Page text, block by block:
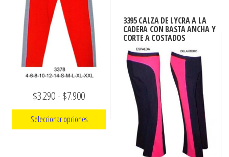
se
pueden
elegir
la
página
de
producto
hasta
múltiples
variantes.
Las
opciones
se
pueden
elegir
$3.290- $7.900Rango
de
precios:
Seleccionar opciones
3395 CALZA DE LYCRA A LA
CADERA CON BASTA ANCHA Y
CORTE A COSTADOS